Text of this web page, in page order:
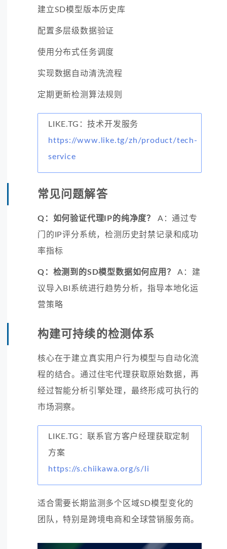
建立SD模型版本历史库
配置多层级数据验证
使用分布式任务调度
实现数据自动清洗流程
定期更新检测算法规则
LIKE.TG：技术开发服务
https://www.like.tg/zh/product/tech-
service
常见问题解答
Q：如何验证代理IP的纯净度？
A：通过专
门的IP评分系统，检测历史封禁记录和成功
率指标
Q：检测到的SD模型数据如何应用？
A：建
议导入BI系统进行趋势分析，指导本地化运
营策略
构建可持续的检测体系
核心在于建立真实用户行为模型与自动化流
程的结合。通过住宅代理获取原始数据，再
经过智能分析引擎处理，最终形成可执行的
市场洞察。
LIKE.TG：联系官方客户经理获取定制
方案
https://s.chiikawa.org/s/li
适合需要长期监测多个区域SD模型变化的
团队，特别是跨境电商和全球营销服务商。